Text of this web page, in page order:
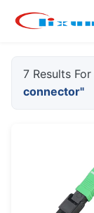
7 Results For
connector"